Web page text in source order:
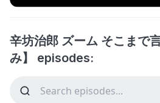
辛坊治郎 ズーム そこまで
み】 episodes: